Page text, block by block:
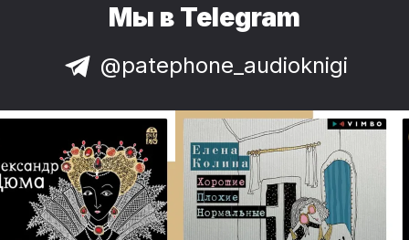
Мы в Telegram
@patephone_audioknigi